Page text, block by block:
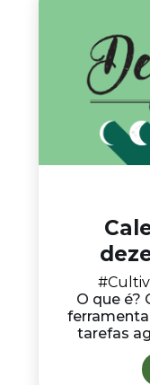
O que é?
tarefas